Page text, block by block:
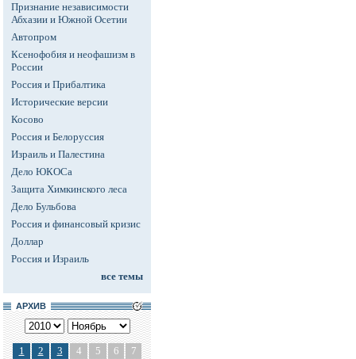
Признание независимости
Абхазии и Южной Осетии
Автопром
Ксенофобия и неофашизм в
России
Россия и Прибалтика
Исторические версии
Косово
Россия и Белоруссия
Израиль и Палестина
Дело ЮКОСа
Защита Химкинского леса
Дело Бульбова
Россия и финансовый кризис
Доллар
Россия и Израиль
все темы
АРХИВ
1 2 3 4 5 6
7